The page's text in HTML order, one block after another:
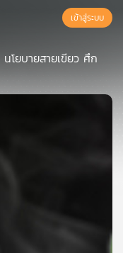
เข้าสู่ระบบ
นโยบายสายเขียว ศึก